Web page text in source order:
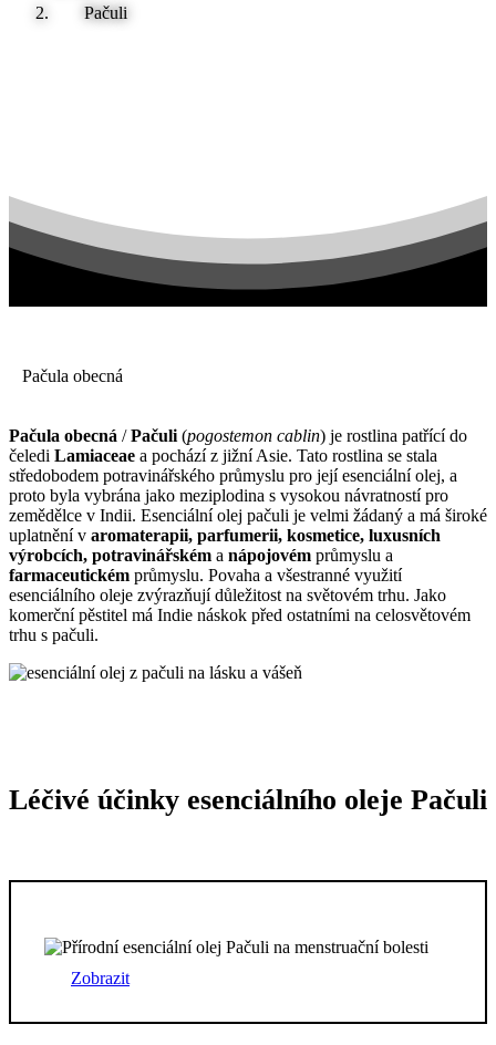
Pačuli
Pačula obecná
Pačula obecná /Pačuli (pogostemon cablin) je rostlina patřící do
čeledi Lamiaceae a pochází z jižní Asie. Tato rostlina se stala
středobodem potravinářského průmyslu pro její esenciální olej, a
proto byla vybrána jako meziplodina s vysokou návratností pro
zemědělce v Indii. Esenciální olej pačuli je velmi žádaný a má široké
uplatnění v aromaterapii, parfumerii, kosmetice, luxusních
výrobcích, potravinářském a nápojovém průmyslu a
farmaceutickém průmyslu. Povaha a všestranné využití
esenciálního oleje zvýrazňují důležitost na světovém trhu. Jako
komerční pěstitel má Indie náskok před ostatními na celosvětovém
trhu s pačuli.
Léčivé účinky esenciálního oleje Pačuli
Zobrazit